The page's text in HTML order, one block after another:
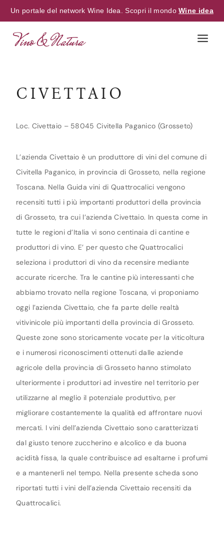
Un portale del network Wine Idea. Scopri il mondoWine idea
CIVETTAIO
Loc. Civettaio – 58045 Civitella Paganico (Grosseto)
L’azienda Civettaio è un produttore di vini del comune di
Civitella Paganico, in provincia di Grosseto, nella regione
Toscana. Nella Guida vini di Quattrocalici vengono
recensiti tutti i più importanti produttori della provincia
di Grosseto, tra cui l’azienda Civettaio. In questa come in
tutte le regioni d’Italia vi sono centinaia di cantine e
produttori di vino. E’ per questo che Quattrocalici
seleziona i produttori di vino da recensire mediante
accurate ricerche. Tra le cantine più interessanti che
abbiamo trovato nella regione Toscana, vi proponiamo
oggi l’azienda Civettaio, che fa parte delle realtà
vitivinicole più importanti della provincia di Grosseto.
Queste zone sono storicamente vocate per la viticoltura
e i numerosi riconoscimenti ottenuti dalle aziende
agricole della provincia di Grosseto hanno stimolato
ulteriormente i produttori ad investire nel territorio per
utilizzarne al meglio il potenziale produttivo, per
migliorare costantemente la qualità ed affrontare nuovi
mercati. I vini dell’azienda Civettaio sono caratterizzati
dal giusto tenore zuccherino e alcolico e da buona
acidità fissa, la quale contribuisce ad esaltarne i profumi
e a mantenerli nel tempo. Nella presente scheda sono
riportati tutti i vini dell’azienda Civettaio recensiti da
Quattrocalici.